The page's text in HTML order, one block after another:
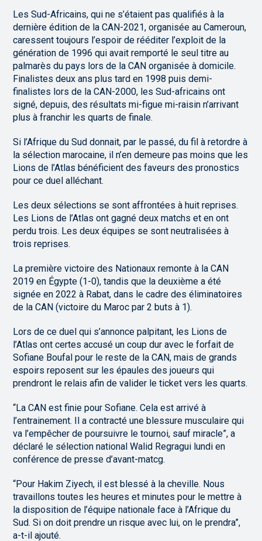
Les Sud-Africains, qui ne s’étaient pas qualifiés à la
dernière édition de la CAN-2021, organisée au Cameroun,
caressent toujours l’espoir de rééditer l’exploit de la
génération de 1996 qui avait remporté le seul titre au
palmarès du pays lors de la CAN organisée à domicile.
Finalistes deux ans plus tard en 1998 puis demi-
finalistes lors de la CAN-2000, les Sud-africains ont
signé, depuis, des résultats mi-figue mi-raisin n’arrivant
plus à franchir les quarts de finale.
Si l’Afrique du Sud donnait, par le passé, du fil à retordre à
la sélection marocaine, il n’en demeure pas moins que les
Lions de l’Atlas bénéficient des faveurs des pronostics
pour ce duel alléchant.
Les deux sélections se sont affrontées à huit reprises.
Les Lions de l’Atlas ont gagné deux matchs et en ont
perdu trois. Les deux équipes se sont neutralisées à
trois reprises.
La première victoire des Nationaux remonte à la CAN
2019 en Égypte (1-0), tandis que la deuxième a été
signée en 2022 à Rabat, dans le cadre des éliminatoires
de la CAN (victoire du Maroc par 2 buts à 1).
Lors de ce duel qui s’annonce palpitant, les Lions de
l’Atlas ont certes accusé un coup dur avec le forfait de
Sofiane Boufal pour le reste de la CAN, mais de grands
espoirs reposent sur les épaules des joueurs qui
prendront le relais afin de valider le ticket vers les quarts.
“La CAN est finie pour Sofiane. Cela est arrivé à
l’entrainement. Il a contracté une blessure musculaire qui
va l’empêcher de poursuivre le tournoi, sauf miracle”, a
déclaré le sélection national Walid Regragui lundi en
conférence de presse d’avant-matcg.
“Pour Hakim Ziyech, il est blessé à la cheville. Nous
travaillons toutes les heures et minutes pour le mettre à
la disposition de l’équipe nationale face à l’Afrique du
Sud. Si on doit prendre un risque avec lui, on le prendra”,
a-t-il ajouté.